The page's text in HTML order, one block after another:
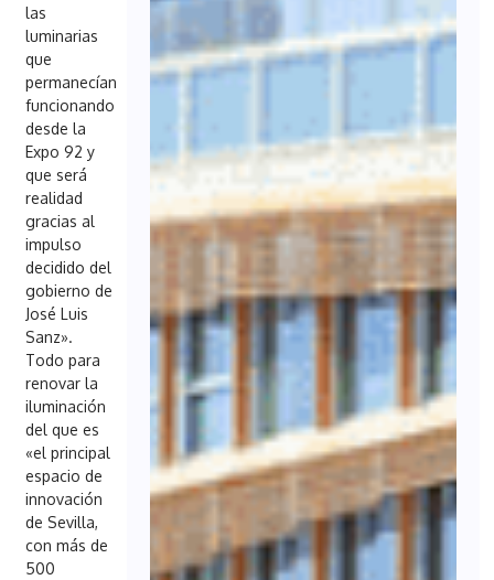
las
luminarias
que
permanecían
funcionando
desde la
Expo 92 y
que será
realidad
gracias al
impulso
decidido del
gobierno de
José Luis
Sanz».
Todo para
renovar la
iluminación
del que es
«el principal
espacio de
innovación
de Sevilla,
con más de
500